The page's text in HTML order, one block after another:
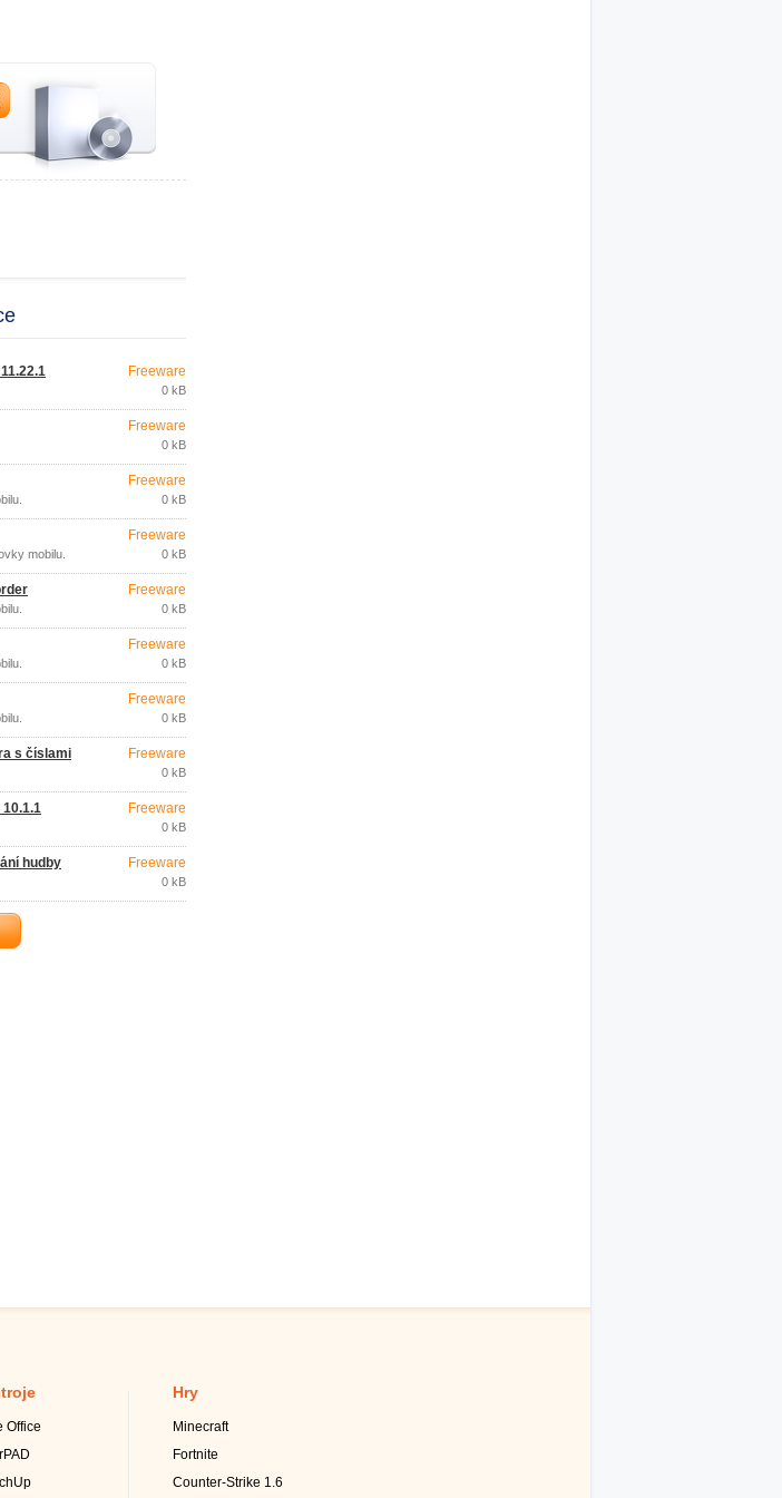
Freeware
0 kB
Freeware
0 kB
Freeware
0 kB
mobilu.
Freeware
0 kB
Freeware
0 kB
Freeware
0 kB
Freeware
0 kB
s číslami
Freeware
0 kB
Freeware
0 kB
hudby Freeware
0 kB
Office
Hry
Minecraft
Fortnite
Counter-Strike 1.6